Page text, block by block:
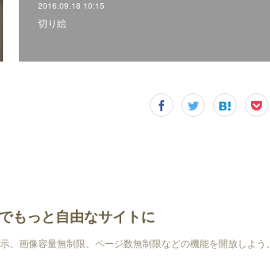
2016.09.18 10:15
切り絵
もっと自由なサイトに
、画像容量無制限、ページ数無制限などの機能を開放しよう。